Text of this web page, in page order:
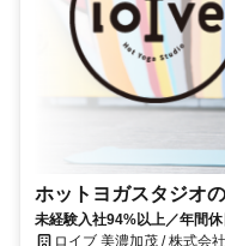
ホットヨガスタジオ
未経験入社94%以上／年間
ロイブ 美濃加茂 / 株式会